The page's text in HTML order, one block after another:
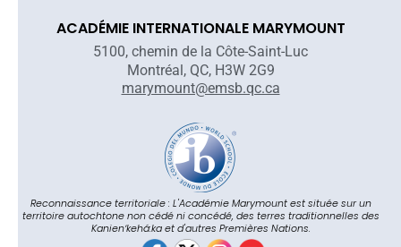
ACADÉMIE INTERNATIONALE MARYMOUNT
5100, chemin de la Côte-Saint-Luc
Montréal, QC, H3W 2G9
marymount@emsb.qc.ca
Reconnaissance territoriale : L'Académie Marymount est située sur un
territoire autochtone non cédé ni concédé, des terres traditionnelles des
Kanienʼkehá:ka et d'autres Premières Nations.